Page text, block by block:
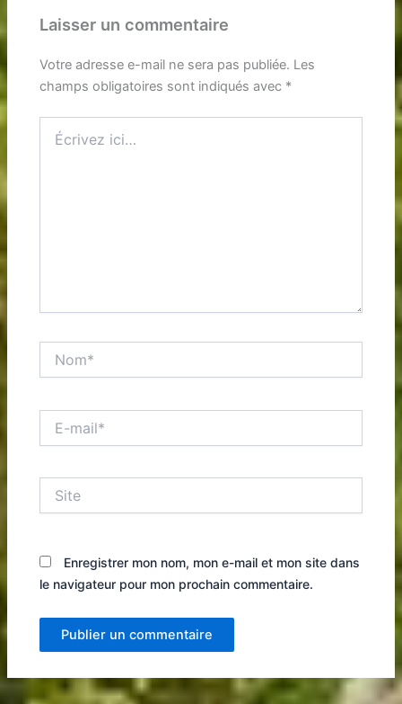
Laisser un commentaire
Votre adresse e-mail ne sera pas publiée. Les
champs obligatoires sont indiqués avec *
ici…
mail*
Enregistrer mon nom, mon e-mail et mon site dans
le navigateur pour mon prochain commentaire.